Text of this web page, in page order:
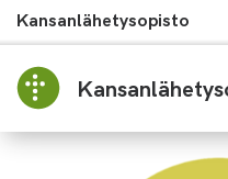
Kansanlähetysopisto